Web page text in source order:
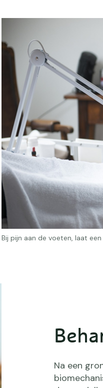
Bij pijn aan de voeten, laat
Na een